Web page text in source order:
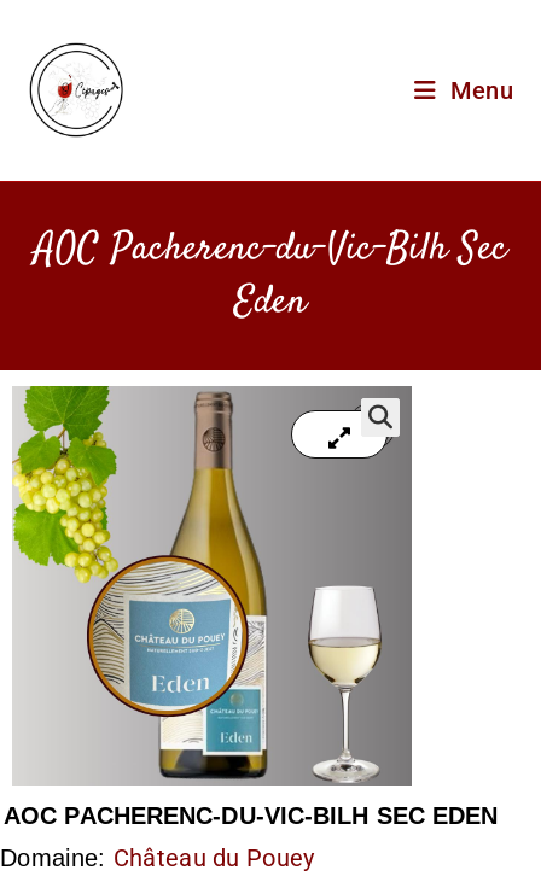
Menu
AOC Pacherenc-du-Vic-Bilh Sec
Eden
AOC PACHERENC-DU-VIC-BILH SEC EDEN
Domaine: Château du Pouey